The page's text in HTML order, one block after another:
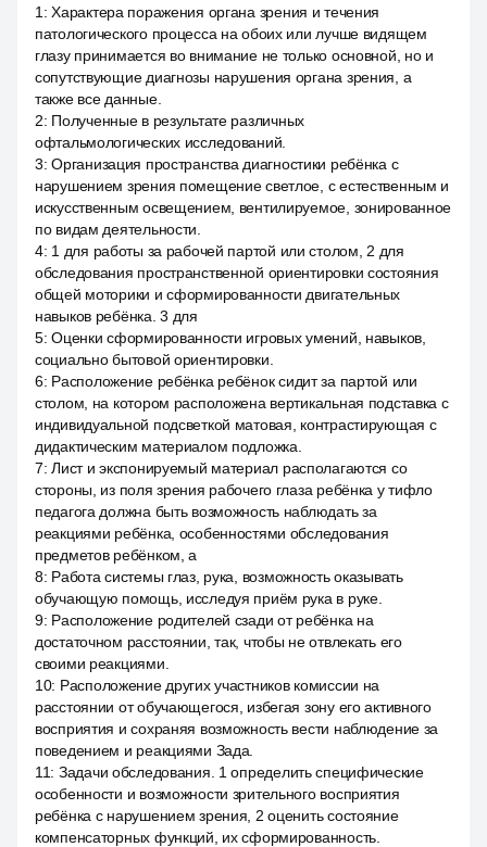
1 :Характера поражения органа зрения и течения
патологического процесса на обоих или лучше видящем
глазу принимается во внимание не только основной, но и
сопутствующие диагнозы нарушения органа зрения, а
также все данные.
2: Полученные в результате различных
офтальмологических исследований.
3:Организация пространства диагностики ребёнка с
нарушением зрения помещение светлое, с естественным и
искусственным освещением, вентилируемое, зонированное
по видам деятельности.
4: 1 для работы за рабочей партой или столом, 2 для
обследования пространственной ориентировки состояния
общей моторики и сформированности двигательных
навыков ребёнка. 3 для
5:Оценки сформированности игровых умений, навыков,
социально бытовой ориентировки.
6: Расположение ребёнка ребёнок сидит за партой или
столом, на котором расположена вертикальная подставка с
индивидуальной подсветкой матовая, контрастирующая с
дидактическим материалом подложка.
7:Лист и экспонируемый материал располагаются со
стороны, из поля зрения рабочего глаза ребёнка у тифло
педагога должна быть возможность наблюдать за
реакциями ребёнка, особенностями обследования
предметов ребёнком, а
8: Работа системы глаз, рука, возможность оказывать
обучающую помощь, исследуя приём рука в руке.
9: Расположение родителей сзади от ребёнка на
достаточном расстоянии, так, чтобы не отвлекать его
своими реакциями.
10: Расположение других участников комиссии на
расстоянии от обучающегося, избегая зону его активного
восприятия и сохраняя возможность вести наблюдение за
поведением и реакциями Зада.
11: Задачи обследования. 1 определить специфические
особенности и возможности зрительного восприятия
ребёнка с нарушением зрения, 2 оценить состояние
компенсаторных функций, их сформированность.